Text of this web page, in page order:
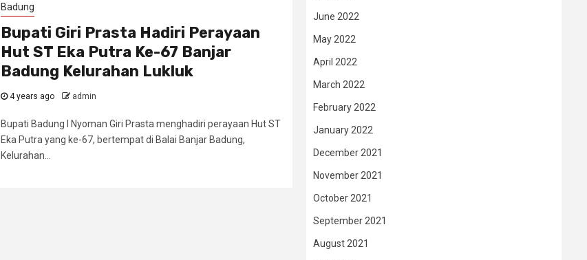
Badung
Bupati Giri Prasta Hadiri Perayaan
Hut ST Eka Putra Ke-67 Banjar
Badung Kelurahan Lukluk
4 years ago admin
Bupati Badung I Nyoman Giri Prasta menghadiri perayaan Hut ST
Eka Putra yang ke-67, bertempat di Balai Banjar Badung,
Kelurahan...
June 2022
May 2022
April 2022
March 2022
February 2022
January 2022
December 2021
November 2021
October 2021
September 2021
August 2021